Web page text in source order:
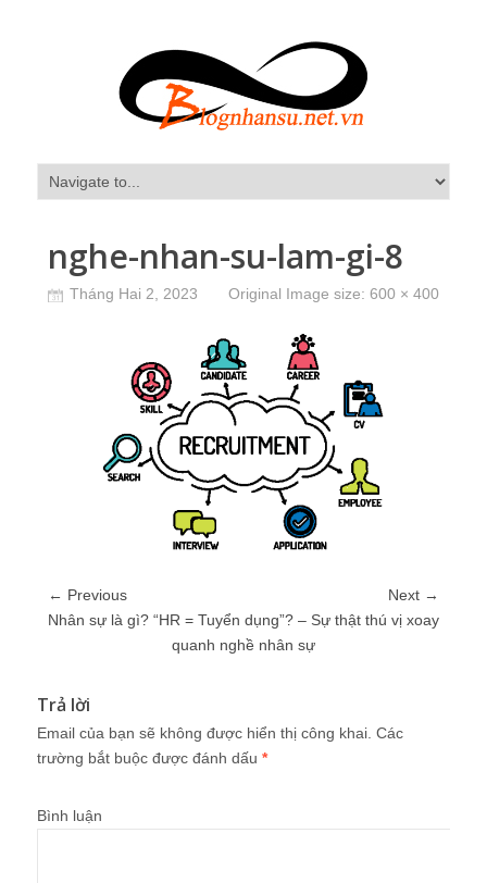
nghe-nhan-su-lam-gi-8
Tháng Hai 2, 2023 Original Image size: 600 × 400
← Previous
Next →
Nhân sự là gì? “HR = Tuyển dụng”? – Sự thật thú vị xoay
quanh nghề nhân sự
Trả lời
Email của bạn sẽ không được hiển thị công khai. Các
trường bắt buộc được đánh dấu *
Bình luận